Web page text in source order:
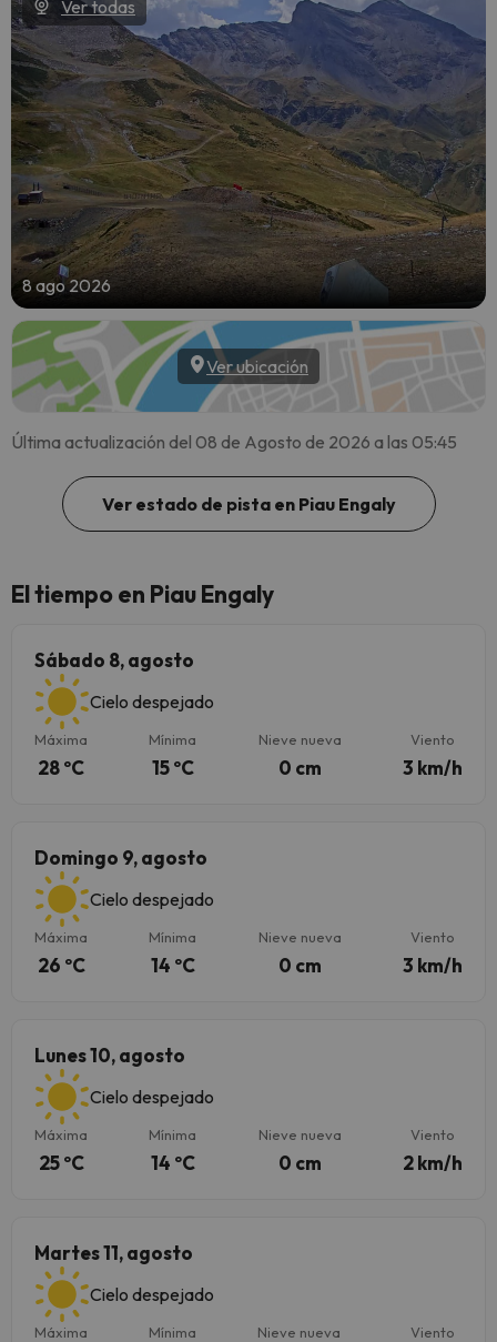
Ver todas
8 ago 2026
Ver ubicación
Última actualización del 08 de Agosto de 2026 a las 05:45
Ver estado de pista en Piau Engaly
El tiempo en Piau Engaly
Sábado 8, agosto
Cielo despejado
Máxima
28 ºC
Mínima
15 ºC
Nieve nueva
0 cm
Viento
3 km/h
Domingo 9, agosto
Cielo despejado
Máxima
26 ºC
Mínima
14 ºC
Nieve nueva
0 cm
Viento
3 km/h
Lunes 10, agosto
Cielo despejado
Máxima
25 ºC
Mínima
14 ºC
Nieve nueva
0 cm
Viento
2 km/h
Martes 11, agosto
Cielo despejado
Máxima Mínima Nieve nueva Viento